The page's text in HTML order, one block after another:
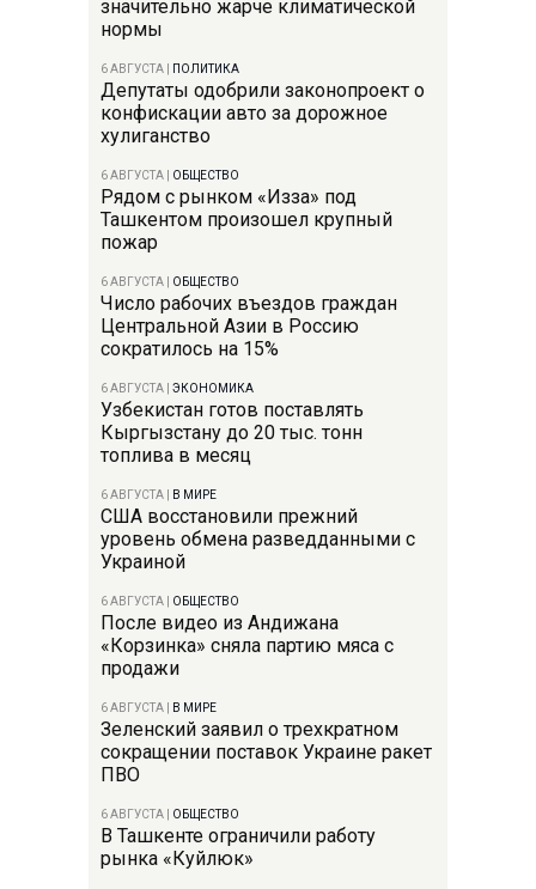
значительно жарче климатической
нормы
6 АВГУСТА ПОЛИТИКА
Депутаты одобрили законопроект о
конфискации авто за дорожное
хулиганство
6 АВГУСТА ОБЩЕСТВО
Рядом с рынком «Изза» под
Ташкентом произошел крупный
пожар
6 АВГУСТА ОБЩЕСТВО
Число рабочих въездов граждан
Центральной Азии в Россию
сократилось на 15%
6 АВГУСТА ЭКОНОМИКА
Узбекистан готов поставлять
Кыргызстану до 20 тыс. тонн
топлива в месяц
6 АВГУСТА В МИРЕ
США восстановили прежний
уровень обмена разведданными с
Украиной
6 АВГУСТА ОБЩЕСТВО
После видео из Андижана
«Корзинка» сняла партию мяса с
продажи
6 АВГУСТА В МИРЕ
Зеленский заявил о трехкратном
сокращении поставок Украине ракет
ПВО
6 АВГУСТА ОБЩЕСТВО
В Ташкенте ограничили работу
рынка «Куйлюк»